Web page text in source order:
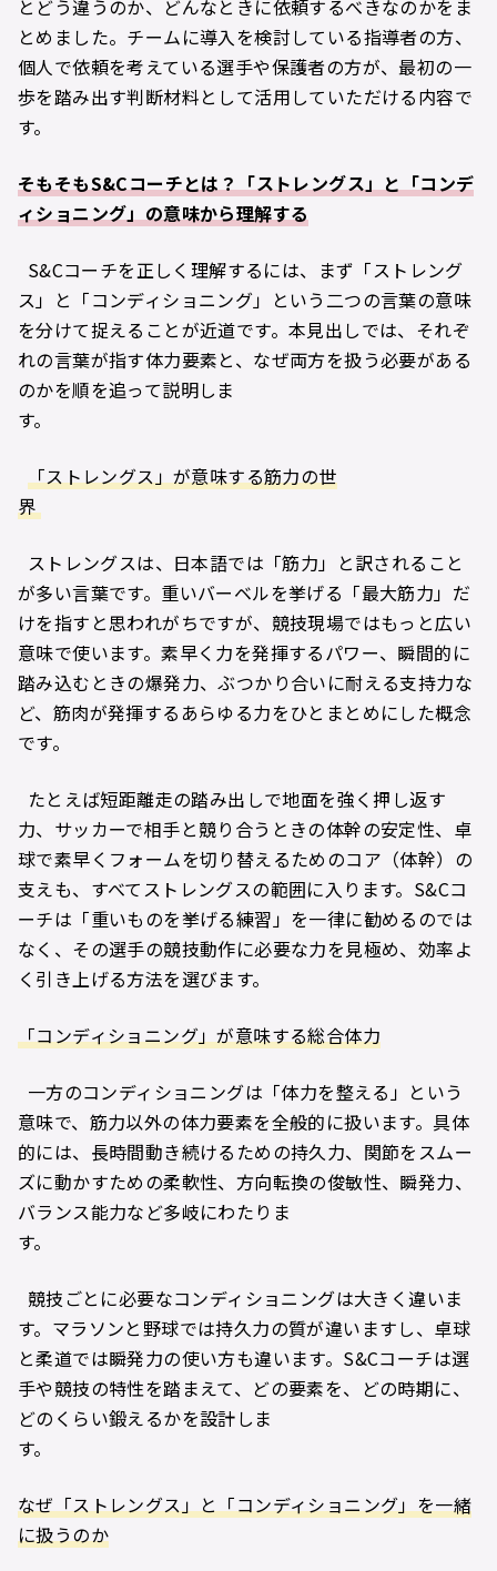
とどう違うのか、どんなときに依頼するべきなのかをま
とめました。チームに導入を検討している指導者の方、
個人で依頼を考えている選手や保護者の方が、最初の一
歩を踏み出す判断材料として活用していただける内容で
す。
そもそもS&Cコーチとは？「ストレングス」と「コンデ
ィショニング」の意味から理解する
S&Cコーチを正しく理解するには、まず「ストレング
ス」と「コンディショニング」という二つの言葉の意味
を分けて捉えることが近道です。本見出しでは、それぞ
れの言葉が指す体力要素と、なぜ両方を扱う必要がある
のかを順を追って説明しま
す。
「ストレングス」が意味する筋力の世
界
ストレングスは、日本語では「筋力」と訳されること
が多い言葉です。重いバーベルを挙げる「最大筋力」だ
けを指すと思われがちですが、競技現場ではもっと広い
意味で使います。素早く力を発揮するパワー、瞬間的に
踏み込むときの爆発力、ぶつかり合いに耐える支持力な
ど、筋肉が発揮するあらゆる力をひとまとめにした概念
です。
たとえば短距離走の踏み出しで地面を強く押し返す
力、サッカーで相手と競り合うときの体幹の安定性、卓
球で素早くフォームを切り替えるためのコア（体幹）の
支えも、すべてストレングスの範囲に入ります。S&Cコ
ーチは「重いものを挙げる練習」を一律に勧めるのでは
なく、その選手の競技動作に必要な力を見極め、効率よ
く引き上げる方法を選びます。
「コンディショニング」が意味する総合体力
一方のコンディショニングは「体力を整える」という
意味で、筋力以外の体力要素を全般的に扱います。具体
的には、長時間動き続けるための持久力、関節をスムー
ズに動かすための柔軟性、方向転換の俊敏性、瞬発力、
バランス能力など多岐にわたりま
す。
競技ごとに必要なコンディショニングは大きく違いま
す。マラソンと野球では持久力の質が違いますし、卓球
と柔道では瞬発力の使い方も違います。S&Cコーチは選
手や競技の特性を踏まえて、どの要素を、どの時期に、
どのくらい鍛えるかを設計しま
す。
なぜ「ストレングス」と「コンディショニング」を一緒
に扱うのか